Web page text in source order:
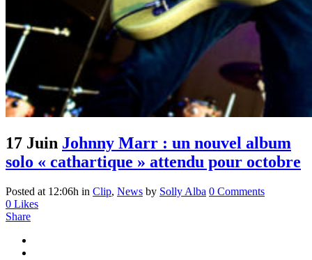
17 Juin Johnny Marr : un nouvel album
solo « cathartique » attendu pour octobre
Posted at 12:06h in Clip, News by Solly Alba 0 Comments
0 Likes
Share